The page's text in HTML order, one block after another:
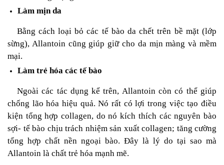
Làm mịn da
Bằng cách loại bỏ các tế bào da chết trên bề mặt (lớp
sừng), Allantoin cũng giúp giữ cho da mịn màng và mềm
mại.
Làm trẻ hóa các tế bào
Ngoài các tác dụng kể trên, Allantoin còn có thể giúp
chống lão hóa hiệu quả. Nó rất có lợi trong việc tạo điều
kiện tổng hợp collagen, do nó kích thích các nguyên bào
sợi- tế bào chịu trách nhiệm sản xuất collagen; tăng cường
tổng hợp chất nền ngoại bào. Đây là lý do tại sao mà
Allantoin là chất trẻ hóa mạnh mẽ.